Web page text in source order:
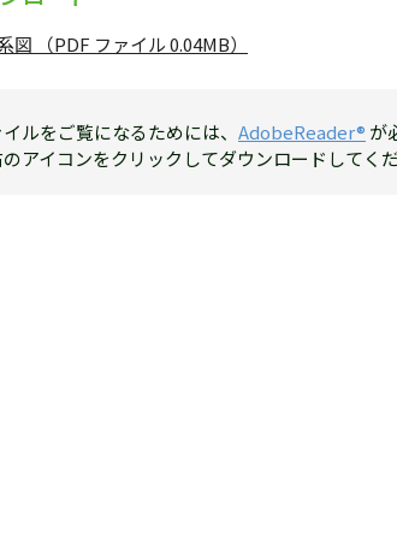
図 （PDF ファイル 0.04MB）
ルをご覧になるためには、 AdobeReader® が
アイコンをクリックしてダウンロードしてくだ